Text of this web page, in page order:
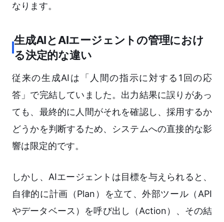
なります。
生成AIとAIエージェントの管理におけ
る決定的な違い
従来の生成AIは「人間の指示に対する1回の応
答」で完結していました。出力結果に誤りがあっ
ても、最終的に人間がそれを確認し、採用するか
どうかを判断するため、システムへの直接的な影
響は限定的です。
しかし、AIエージェントは目標を与えられると、
自律的に計画（Plan）を立て、外部ツール（API
やデータベース）を呼び出し（Action）、その結